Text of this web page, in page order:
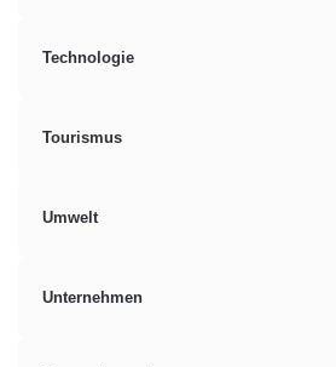
Technologie
Tourismus
Umwelt
Unternehmen